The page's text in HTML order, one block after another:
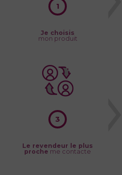
Je choisis
mon produit
Le revendeur le plus
proche me contacte